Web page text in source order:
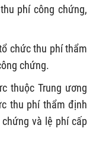
phí công chứng,
chức thu phí thẩm
chứng.
thuộc Trung ương
thu phí thẩm định
và lệ phí cấp